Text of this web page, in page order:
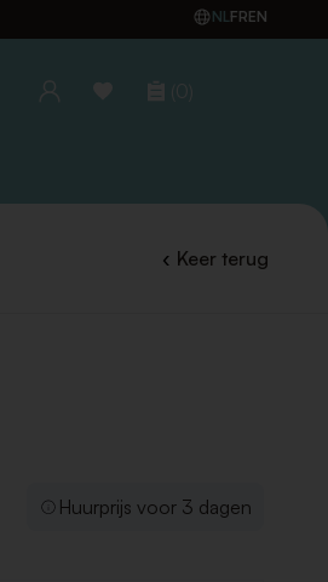
NLFREN
(0)
Keer terug
Huurprijs voor 3 dagen